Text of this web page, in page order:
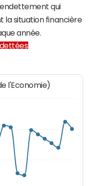
qui
la situation financière
année.
l'Economie)